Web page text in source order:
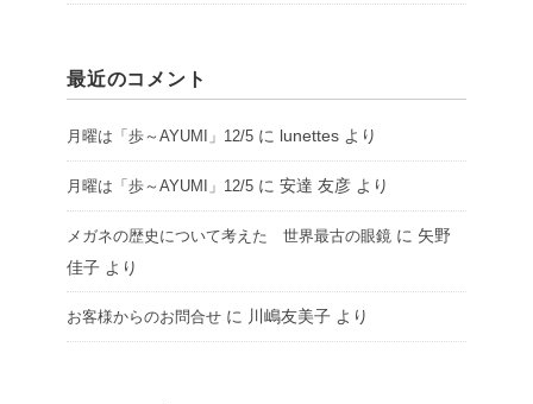
最近のコメント
月曜は「歩～AYUMI」12/5 に lunettes より
月曜は「歩～AYUMI」12/5 に 安達 友彦 より
メガネの歴史について考えた 世界最古の眼鏡 に 矢野
佳子 より
お客様からのお問合せ に 川嶋友美子 より